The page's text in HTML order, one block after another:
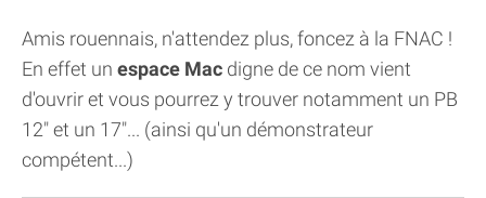
Amis rouennais, n'attendez plus, foncez à la FNAC !
En effet un espace Mac digne de ce nom vient
d'ouvrir et vous pourrez y trouver notamment un PB
12" et un 17"... (ainsi qu'un démonstrateur
compétent...)